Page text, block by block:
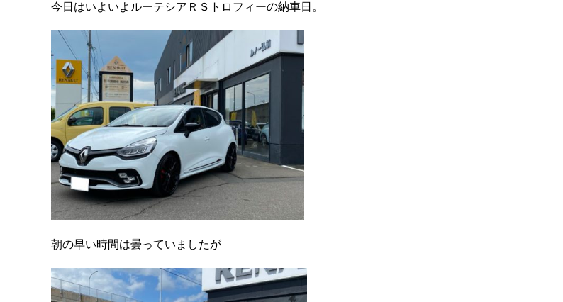
今日はいよいよルーテシアＲＳトロフィーの納車日。
朝の早い時間は曇っていましたが